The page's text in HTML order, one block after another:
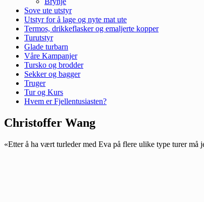
Sove ute utstyr
Utstyr for å lage og nyte mat ute
Termos, drikkeflasker og emaljerte kopper
Turutstyr
Glade turbarn
Våre Kampanjer
Tursko og brodder
Sekker og bagger
Truger
Tur og Kurs
Hvem er Fjellentusiasten?
Christoffer Wang
«Etter å ha vært turleder med Eva på flere ulike type turer må